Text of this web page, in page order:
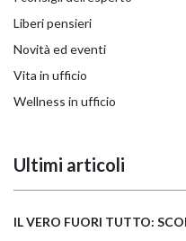
Liberi pensieri
Novità ed eventi
Vita in ufficio
Wellness in ufficio
Ultimi articoli
IL VERO FUORI TUTTO: